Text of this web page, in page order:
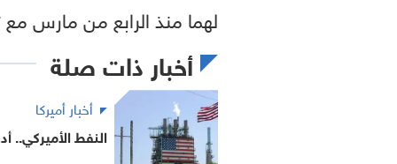
لهما منذ الرابع من مارس مع
أخبار ذات صلة
أخبار أميركا
النفط الأميركي..